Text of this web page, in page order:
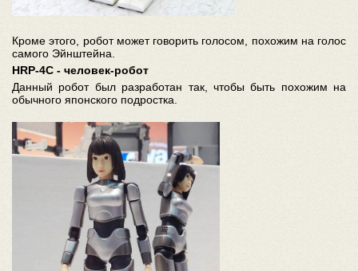
Кроме этого, робот может говорить голосом, похожим на голос
самого Эйнштейна.
HRP-4C - человек-робот
Данный робот был разработан так, чтобы быть похожим на
обычного японского подростка.